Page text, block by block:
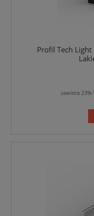
Profil Tech Light
zawiera